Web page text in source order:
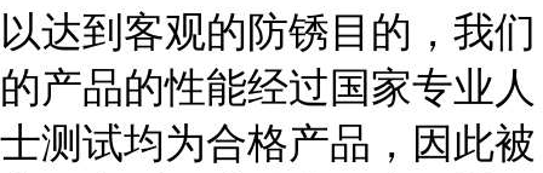
以达到客观的防锈目的，我们
的产品的性能经过国家专业人
士测试均为合格产品，因此被